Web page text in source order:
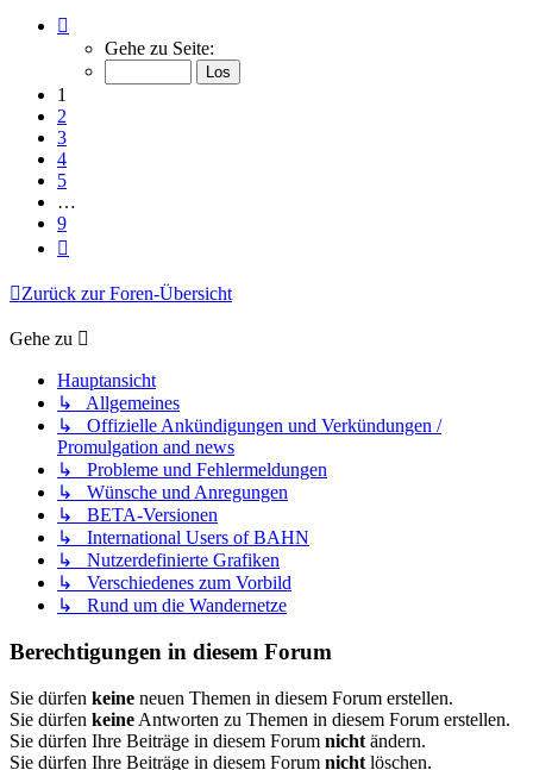
von
Gehe zu Seite:
1
2
3
4
5
…
9
Zurück zur Foren-Übersicht
Gehe zu
Hauptansicht
↳ Allgemeines
↳ Offizielle Ankündigungen und Verkündungen /
Promulgation and news
↳ Probleme und Fehlermeldungen
↳ Wünsche und Anregungen
↳ BETA-Versionen
↳ International Users of BAHN
↳ Nutzerdefinierte Grafiken
↳ Verschiedenes zum Vorbild
↳ Rund um die Wandernetze
Berechtigungen in diesem Forum
Sie dürfen keine neuen Themen in diesem Forum erstellen.
Sie dürfen keine Antworten zu Themen in diesem Forum erstellen.
Sie dürfen Ihre Beiträge in diesem Forum nicht ändern.
Sie dürfen Ihre Beiträge in diesem Forum nicht löschen.